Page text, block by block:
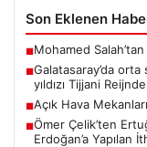
Son Eklenen
■Mohamed
■Galatasaray’da
yıldızı Tijjani
■Açık Hava
■Ömer Çelik’ten
Erdoğan’a